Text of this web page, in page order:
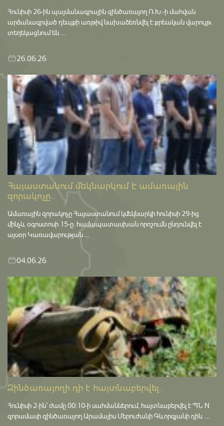
Հունիսի 26-ին պայմանագրային զինծառայող Ռ.Խ.-ի մահվան
արձանագրված դեպքի առթիվ նախաձեռնվել է քրեական վարույթ․
տեղեկացնում են ...
26.06.26
Հայաստանում մեկնարկում է ամառային
զորակոչը...
Ամառային զորակոչը Հայաստանում կմեկնարկի հունիսի 29-ից
մինչև օգոստոսի 15-ը․ համապատասխան որոշումն ընդունվել է
այսօր Կառավարության ...
04.06.26
Զինծառայողի դի է հայտնաբերվել...
Հունիսի 2-ին՝ ժամը 00:10-ի սահմաններում, հայտնաբերվել է ՊՆ N
զորամասի զինծառայող Արամայիս Մերուժանի Գևորգյանի դին. ...